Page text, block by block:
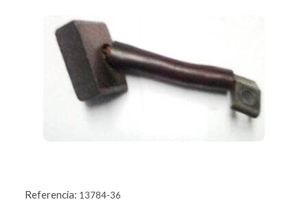
Referencia: 13784-36